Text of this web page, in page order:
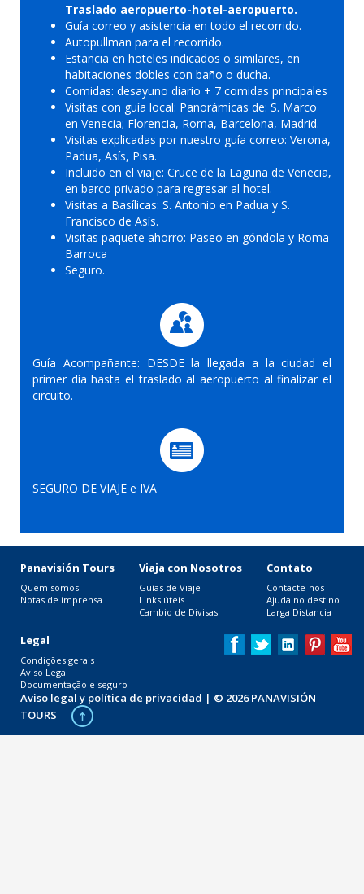
Traslado aeropuerto-hotel-aeropuerto.
Guía correo y asistencia en todo el recorrido.
Autopullman para el recorrido.
Estancia en hoteles indicados o similares, en
habitaciones dobles con baño o ducha.
Comidas: desayuno diario + 7 comidas principales
Visitas con guía local: Panorámicas de: S. Marco
en Venecia; Florencia, Roma, Barcelona, Madrid.
Visitas explicadas por nuestro guía correo: Verona,
Padua, Asís, Pisa.
Incluido en el viaje: Cruce de la Laguna de Venecia,
en barco privado para regresar al hotel.
Visitas a Basílicas: S. Antonio en Padua y S.
Francisco de Asís.
Visitas paquete ahorro: Paseo en góndola y Roma
Barroca
Seguro.
Guía Acompañante: DESDE la llegada a la ciudad el
primer día hasta el traslado al aeropuerto al finalizar el
circuito.
SEGURO DE VIAJE e IVA
Panavisión Tours
Quem somos
Notas de imprensa
Viaja con Nosotros
Guías de Viaje
Links úteis
Cambio de Divisas
Contato
Contacte-nos
Ajuda no destino
Larga Distancia
Legal
Condições gerais
Aviso Legal
Documentação e seguro
Aviso legal y política de privacidad | © 2026 PANAVISIÓN
TOURS